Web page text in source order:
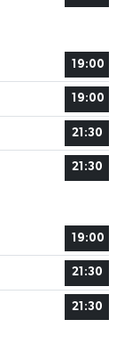
19:00
19:00
21:30
21:30
19:00
21:30
21:30